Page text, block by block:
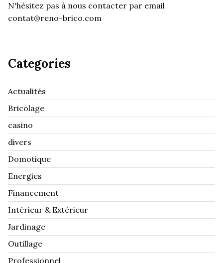
N'hésitez pas à nous contacter par email
contat@reno-brico.com
Categories
Actualités
Bricolage
casino
divers
Domotique
Energies
Financement
Intérieur & Extérieur
Jardinage
Outillage
Professionnel